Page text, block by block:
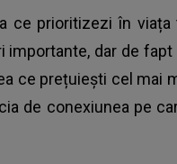
ce prioritizezi în
importante, dar de
ce prețuiești cel mai
de conexiunea pe